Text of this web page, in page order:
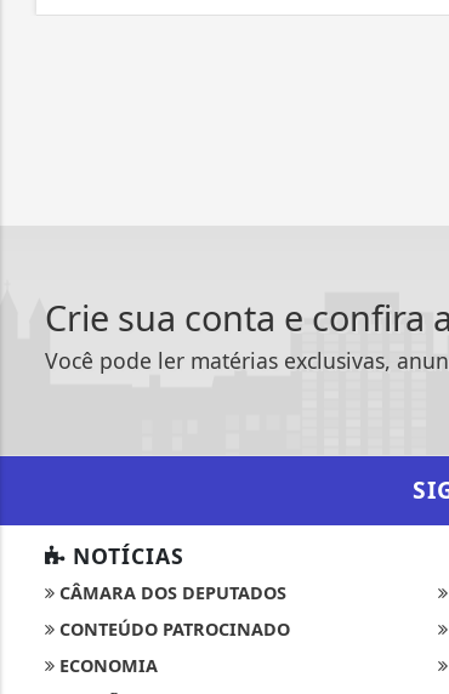
Crie sua conta e confira
Você pode ler matérias exclusivas,
NOTÍCIAS
CÂMARA DOS DEPUTADOS
CONTEÚDO PATROCINADO
ECONOMIA